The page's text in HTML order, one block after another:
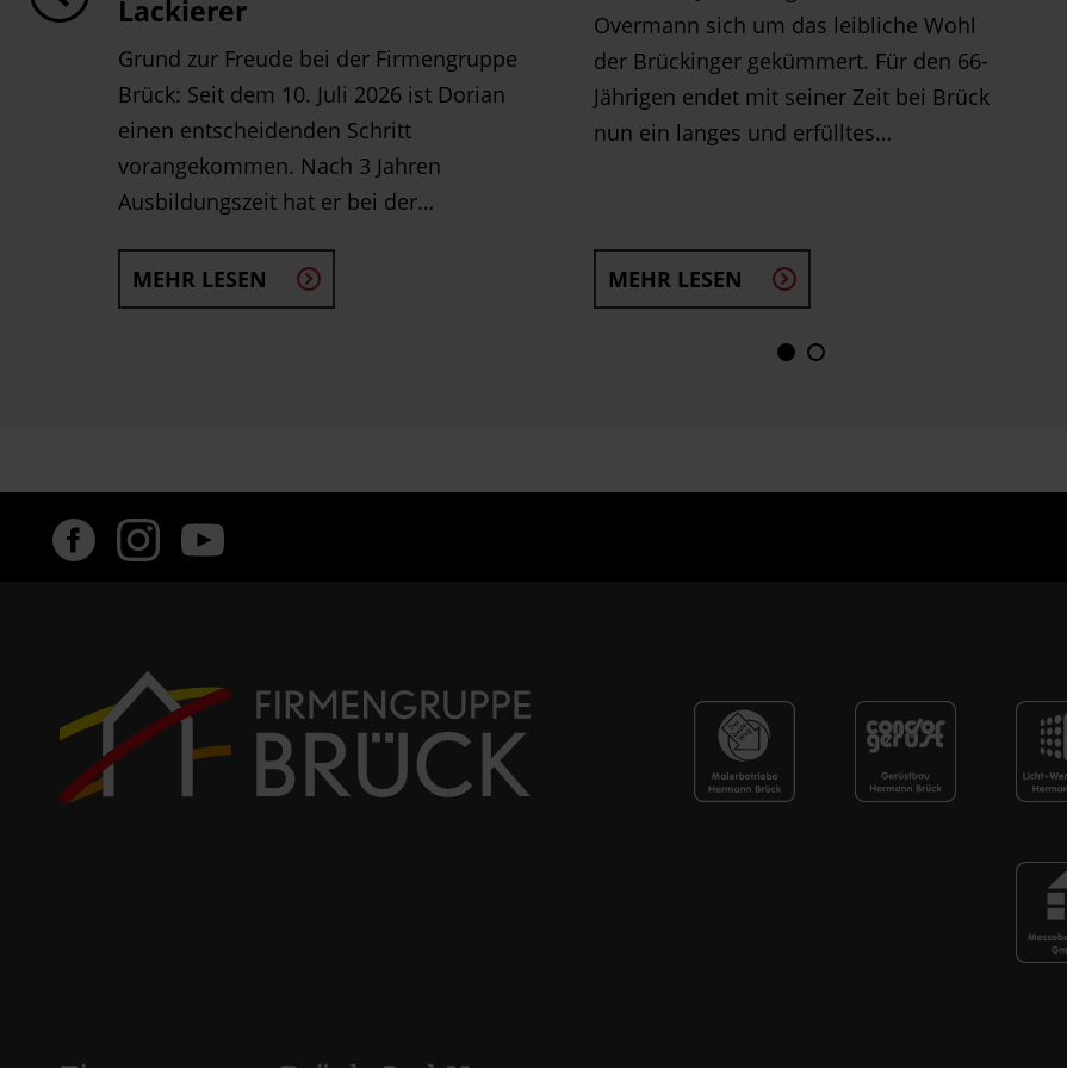
Lackierer
Grund zur Freude bei der Firmengruppe
Brück: Seit dem 10. Juli 2026 ist Dorian
einen entscheidenden Schritt
vorangekommen. Nach 3 Jahren
Ausbildungszeit hat er bei der…
MEHR LESEN
Overmann sich um das leibliche Wohl
der Brückinger gekümmert. Für den 66-
Jährigen endet mit seiner Zeit bei Brück
nun ein langes und erfülltes…
MEHR LESEN